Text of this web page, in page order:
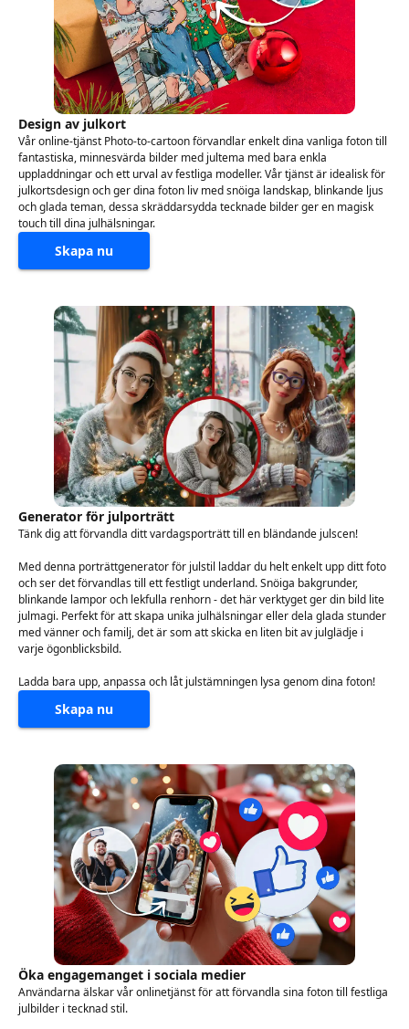
Design av julkort
Vår online-tjänst Photo-to-cartoon förvandlar enkelt dina vanliga foton till
fantastiska, minnesvärda bilder med jultema med bara enkla
uppladdningar och ett urval av festliga modeller. Vår tjänst är idealisk för
julkortsdesign och ger dina foton liv med snöiga landskap, blinkande ljus
och glada teman, dessa skräddarsydda tecknade bilder ger en magisk
touch till dina julhälsningar.
Skapa nu
Generator för julporträtt
Tänk dig att förvandla ditt vardagsporträtt till en bländande julscen!
Med denna porträttgenerator för julstil laddar du helt enkelt upp ditt foto
och ser det förvandlas till ett festligt underland. Snöiga bakgrunder,
blinkande lampor och lekfulla renhorn - det här verktyget ger din bild lite
julmagi. Perfekt för att skapa unika julhälsningar eller dela glada stunder
med vänner och familj, det är som att skicka en liten bit av julglädje i
varje ögonblicksbild.
Ladda bara upp, anpassa och låt julstämningen lysa genom dina foton!
Skapa nu
Öka engagemanget i sociala medier
Användarna älskar vår onlinetjänst för att förvandla sina foton till festliga
julbilder i tecknad stil.